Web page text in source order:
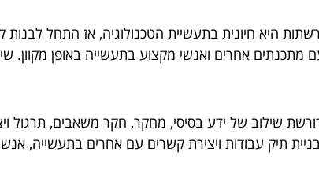
היא חיונית בתעשיית הטכנולוגיה, אז התחל
אחרים ואנשי מקצוע בתעשייה באופן מקוון.
דורשת שילוב של ידע בסיסי, מחקר, חקר משאבים,
בניית תיק עבודות ויצירת קשרים עם אחרים בתעשייה,